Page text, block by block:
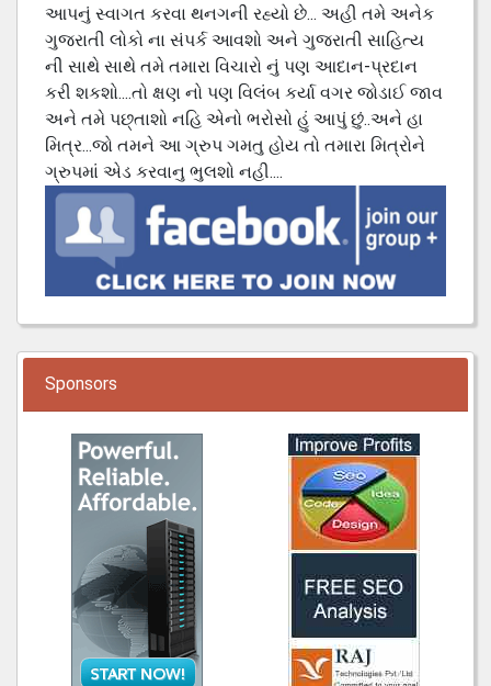
આપનું સ્વાગત કરવા થનગની રહ્યો છે... અહી તમે અનેક
ગુજરાતી લોકો ના સંપર્ક આવશો અને ગુજરાતી સાહિત્ય
ની સાથે સાથે તમે તમારા વિચારો નું પણ આદાન-પ્રદાન
કરી શકશો....તો ક્ષણ નો પણ વિલંબ કર્યા વગર જોડાઈ જાવ
અને તમે પછ્તાશો નહિ એનો ભરોસો હું આપું છું..અને હા
મિત્ર...જો તમને આ ગ્રુપ ગમતુ હોય તો તમારા મિત્રોને
ગ્રુપમાં એડ કરવાનુ ભુલશો નહી....
Sponsors